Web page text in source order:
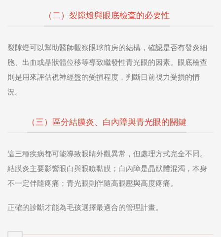
（二）裂隙燈與眼底檢查的必要性
裂隙燈可以幫助醫師觀察眼球前房的結構，確認是否有發炎細
胞、出血或晶狀體位移等導致繼發性青光眼的因素。眼底檢查
則是用來評估視神經盤的受損程度，判斷目前視力受損的情
況。
（三）區分結膜炎、白內障與青光眼的關鍵
這三種疾病都可能導致眼睛外觀異常，但處理方式完全不同。
結膜炎主要影響眼白與眼瞼黏膜；白內障是晶狀體混濁，本身
不一定伴隨疼痛；青光眼則伴隨高眼壓與高度疼痛。
正確的診斷才能為毛孩選擇最適合的管理計畫。